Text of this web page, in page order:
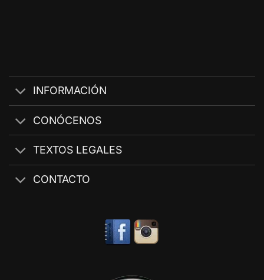
INFORMACIÓN
CONÓCENOS
TEXTOS LEGALES
CONTACTO